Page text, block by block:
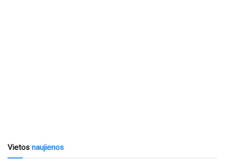
Vietos naujienos